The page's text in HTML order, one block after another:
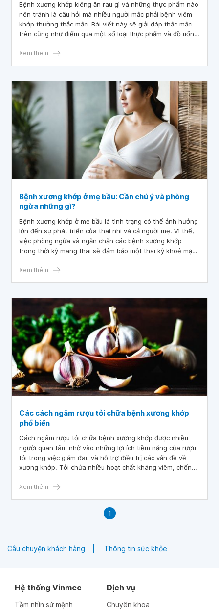
Bệnh xương khớp kiêng ăn rau gì và những thực phẩm nào
nên tránh là câu hỏi mà nhiều người mắc phải bệnh viêm
khớp thường thắc mắc. Bài viết này sẽ giải đáp thắc mắc
trên cũng như điểm qua một số loại thực phẩm và đồ uống
Xem thêm
Bệnh xương khớp ở mẹ bầu: Cần chú ý và phòng
ngừa những gì?
Bệnh xương khớp ở mẹ bầu là tình trạng có thể ảnh hưởng
lớn đến sự phát triển của thai nhi và cả người mẹ. Vì thế,
việc phòng ngừa và ngăn chặn các bệnh xương khớp
trong thời kỳ mang thai sẽ đảm bảo một thai kỳ khoẻ mạnh
rõ về tình trạng này. Vì thế, hãy cùng tìm hiểu trong bài
Xem thêm
Các cách ngâm rượu tỏi chữa bệnh xương khớp
phổ biến
Cách ngâm rượu tỏi chữa bệnh xương khớp được nhiều
người quan tâm nhờ vào những lợi ích tiềm năng của rượu
tỏi trong việc giảm đau và hỗ trợ điều trị các vấn đề về
xương khớp. Tỏi chứa nhiều hoạt chất kháng viêm, chống
hoàn máu hiệu quả.
Xem thêm
1
Câu chuyện khách hàng Thông tin sức khỏe
Hệ thống Vinmec
Tầm nhìn sứ mệnh
Dịch vụ
Chuyên khoa